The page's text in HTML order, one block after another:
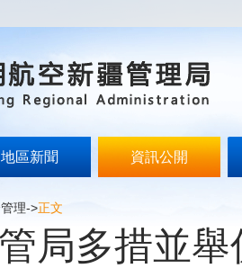
地區新聞 資訊公開
理->正文
局多措並